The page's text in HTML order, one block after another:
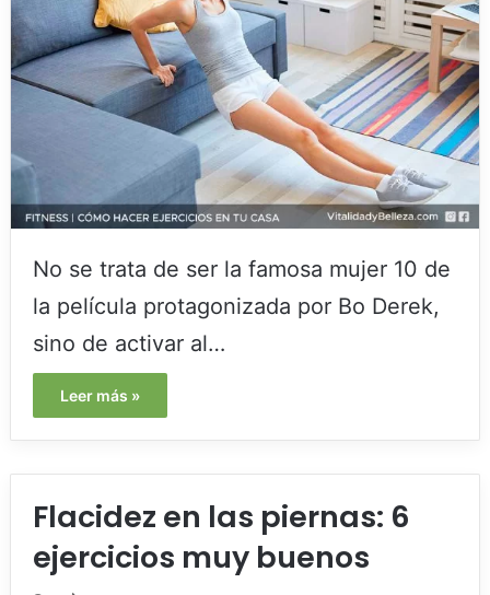
No se trata de ser la famosa mujer 10 de
la película protagonizada por Bo Derek,
sino de activar al…
Leer más »
Flacidez en las piernas: 6
ejercicios muy buenos